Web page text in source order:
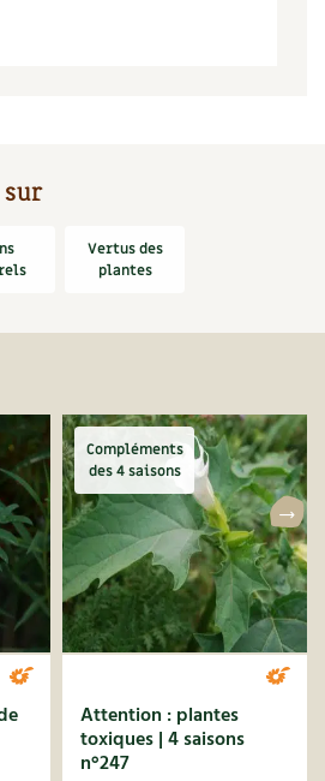
des plantes
sur
Vertus des
plantes
Compléments
des 4 saisons
Attention : plantes
toxiques | 4 saisons
n°247